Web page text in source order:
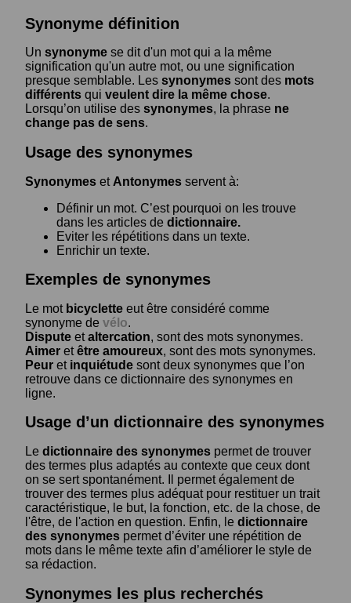
Synonyme définition
Un synonyme se dit d'un mot qui a la même
signification qu'un autre mot, ou une signification
presque semblable. Les synonymes sont des mots
différents qui veulent dire la même chose.
Lorsqu’on utilise des synonymes, la phrase ne
change pas de sens.
Usage des synonymes
Synonymes et Antonymes servent à:
Définir un mot. C’est pourquoi on les trouve
dans les articles de dictionnaire.
Eviter les répétitions dans un texte.
Enrichir un texte.
Exemples de synonymes
Le mot bicyclette eut être considéré comme
synonyme de vélo.
Dispute etaltercation, sont des mots synonymes.
Aimer etêtre amoureux, sont des mots synonymes.
Peur et inquiétude sont deux synonymes que l’on
retrouve dans ce dictionnaire des synonymes en
ligne.
Usage d’un dictionnaire des synonymes
Le dictionnaire des synonymes permet de trouver
des termes plus adaptés au contexte que ceux dont
on se sert spontanément. Il permet également de
trouver des termes plus adéquat pour restituer un trait
caractéristique, le but, la fonction, etc. de la chose, de
l'être, de l'action en question. Enfin, le dictionnaire
des synonymes permet d’éviter une répétition de
mots dans le même texte afin d’améliorer le style de
sa rédaction.
Synonymes les plus recherchés